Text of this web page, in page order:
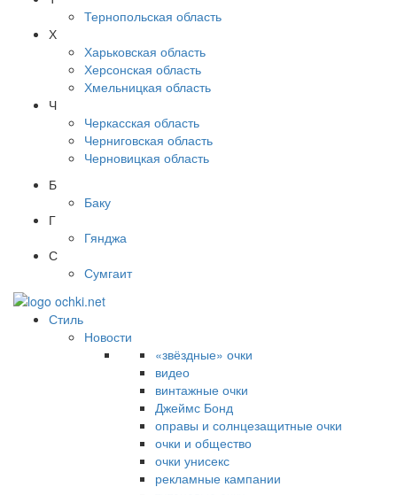
Тернопольская область
Х
Харьковская область
Херсонская область
Хмельницкая область
Ч
Черкасская область
Черниговская область
Черновицкая область
Б
Баку
Г
Гянджа
С
Сумгаит
Стиль
Новости
«звёздные» очки
видео
винтажные очки
Джеймс Бонд
оправы и солнцезащитные очки
очки и общество
очки унисекс
рекламные кампании